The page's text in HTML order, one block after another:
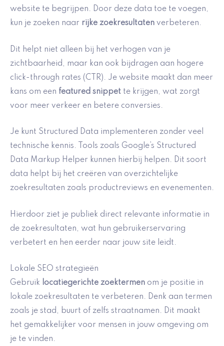
website te begrijpen. Door deze data toe te voegen,
kun je zoeken naar rijke zoekresultaten verbeteren.
Dit helpt niet alleen bij het verhogen van je
zichtbaarheid, maar kan ook bijdragen aan hogere
click-through rates (CTR). Je website maakt dan meer
kans om een featured snippet te krijgen, wat zorgt
voor meer verkeer en betere conversies.
Je kunt Structured Data implementeren zonder veel
technische kennis. Tools zoals Google’s Structured
Data Markup Helper kunnen hierbij helpen. Dit soort
data helpt bij het creëren van overzichtelijke
zoekresultaten zoals productreviews en evenementen.
Hierdoor ziet je publiek direct relevante informatie in
de zoekresultaten, wat hun gebruikerservaring
verbetert en hen eerder naar jouw site leidt.
Lokale SEO strategieën
Gebruik locatiegerichte zoektermen om je positie in
lokale zoekresultaten te verbeteren. Denk aan termen
zoals je stad, buurt of zelfs straatnamen. Dit maakt
het gemakkelijker voor mensen in jouw omgeving om
je te vinden.